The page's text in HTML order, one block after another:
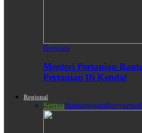
Bencana
Menteri Pertanian
Pertanian Di Kendal
Regional
SemuaBanjarnegaraBanyumas